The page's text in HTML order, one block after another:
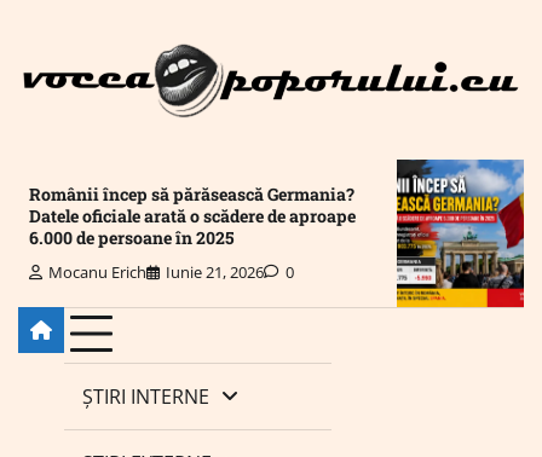
Românii încep să părăsească Germania?
Datele oficiale arată o scădere de aproape
6.000 de persoane în 2025
Mocanu Erich Iunie 21, 2026 0
ȘTIRI INTERNE